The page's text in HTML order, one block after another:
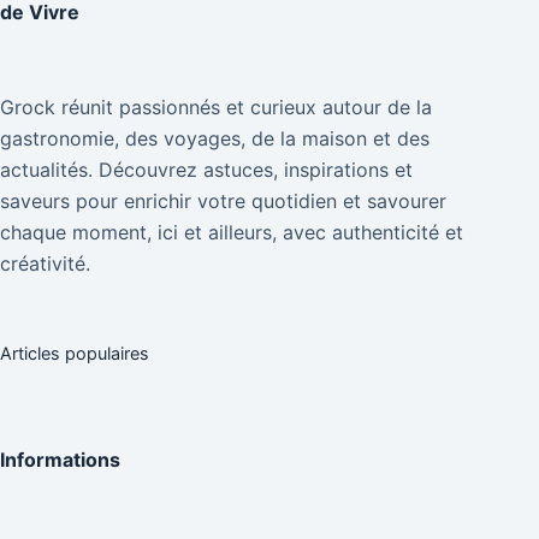
de Vivre
Grock réunit passionnés et curieux autour de la
gastronomie, des voyages, de la maison et des
actualités. Découvrez astuces, inspirations et
saveurs pour enrichir votre quotidien et savourer
chaque moment, ici et ailleurs, avec authenticité et
créativité.
Articles populaires
Informations